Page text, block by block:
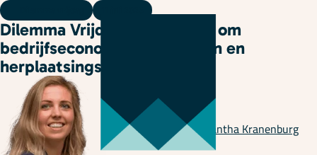
Dilemma Vrijdag 😎: Ontslag om
bedrijfseconomische redenen en
herplaatsingsplicht
Geschreven doorSamantha Kranenburg